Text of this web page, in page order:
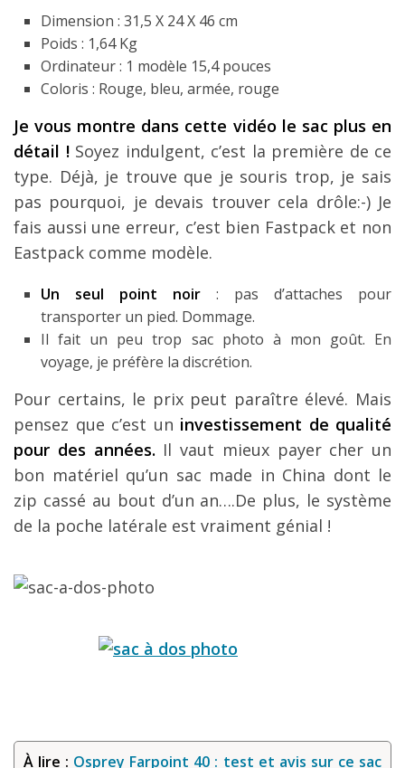
Dimension : 31,5 X 24 X 46 cm
Poids : 1,64 Kg
Ordinateur : 1 modèle 15,4 pouces
Coloris : Rouge, bleu, armée, rouge
Je vous montre dans cette vidéo le sac plus en
détail ! Soyez indulgent, c’est la première de ce
type. Déjà, je trouve que je souris trop, je sais
pas pourquoi, je devais trouver cela drôle:-) Je
fais aussi une erreur, c’est bien Fastpack et non
Eastpack comme modèle.
Un seul point noir : pas d’attaches pour
transporter un pied. Dommage.
Il fait un peu trop sac photo à mon goût. En
voyage, je préfère la discrétion.
Pour certains, le prix peut paraître élevé. Mais
pensez que c’est un investissement de qualité
pour des années. Il vaut mieux payer cher un
bon matériel qu’un sac made in China dont le
zip cassé au bout d’un an….De plus, le système
de la poche latérale est vraiment génial !
À lire : Osprey Farpoint 40 : test et avis sur ce sac